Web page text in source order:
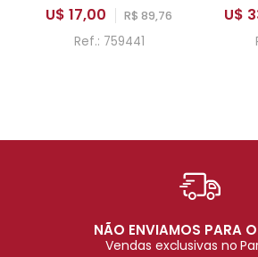
U$ 17,00 R$ 89,76
Ref.: 759441
U$
NÃO ENVIAMOS PARA
Vendas exclusivas no